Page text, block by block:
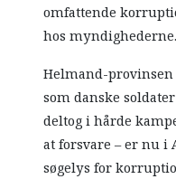
omfattende
hos myndighederne.
Helmand-
som danske
deltog i hårde
at forsvare – er nu
søgelys for